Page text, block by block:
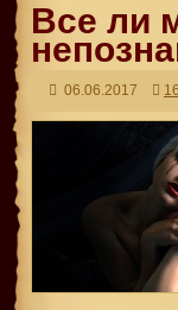
Все ли
06.06.2017 16